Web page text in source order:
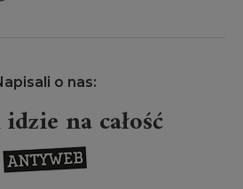
o nas:
na całość